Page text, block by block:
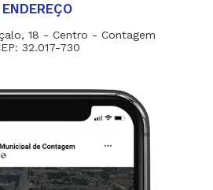
ENDEREÇO
18 - Centro - Contagem
32.017-730